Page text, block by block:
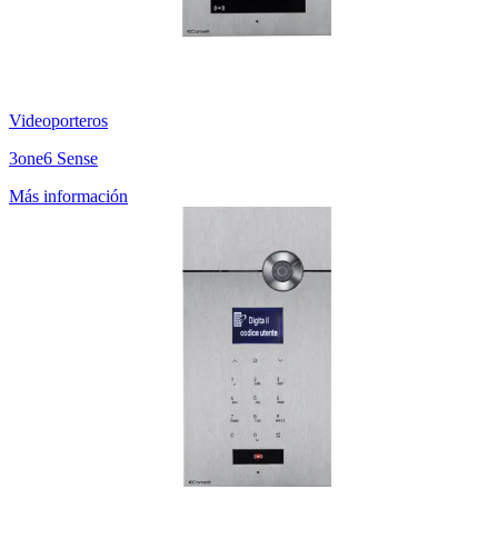
Videoporteros
3one6 Sense
Más información